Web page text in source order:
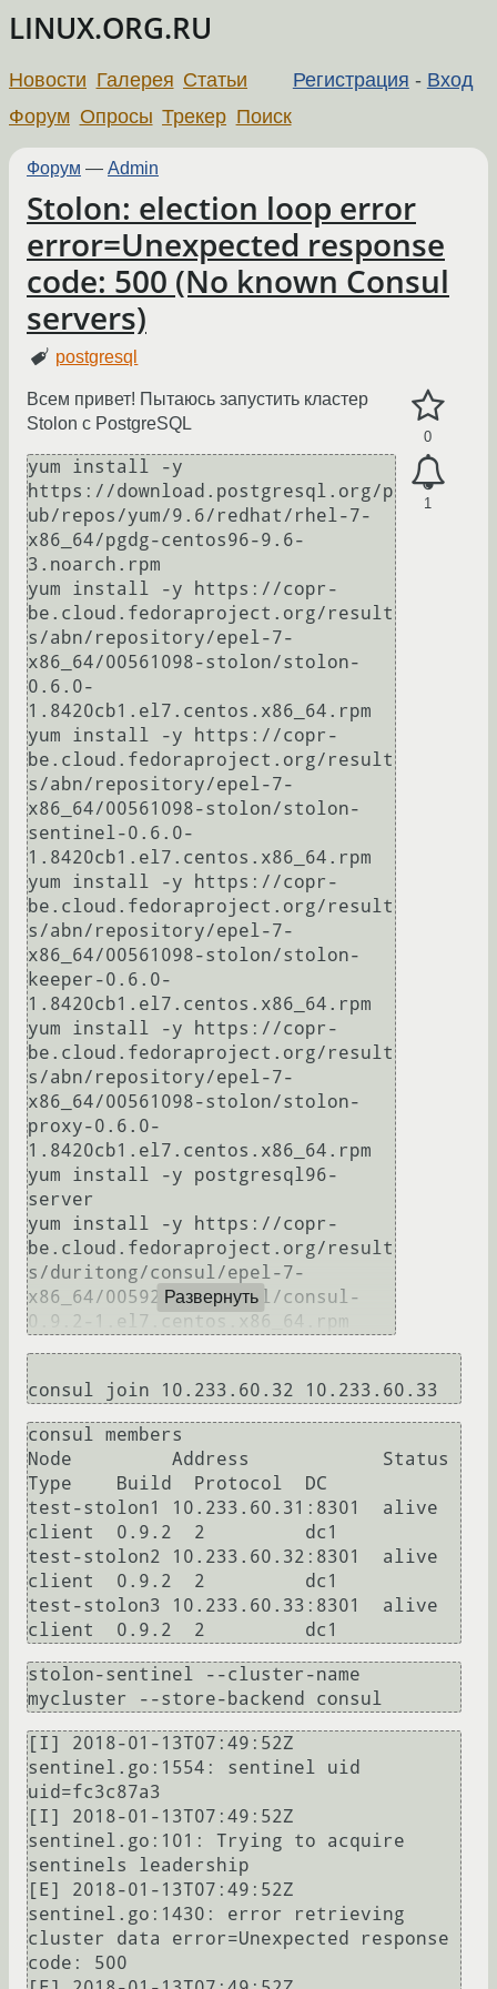
LINUX.ORG.RU
Регистрация - Вход
Новости Галерея Статьи
Форум Опросы Трекер Поиск
Форум — Admin
Stolon: election loop error
error=Unexpected response
code: 500 (No known Consul
servers)
postgresql
0
1
Всем привет! Пытаюсь запустить кластер
Stolon с PostgreSQL
yum install -y
https://download.postgresql.org/p
ub/repos/yum/9.6/redhat/rhel-7-
x86_64/pgdg-centos96-9.6-
3.noarch.rpm
yum install -y https://copr-
be.cloud.fedoraproject.org/result
s/abn/repository/epel-7-
x86_64/00561098-stolon/stolon-
0.6.0-
1.8420cb1.el7.centos.x86_64.rpm
yum install -y https://copr-
be.cloud.fedoraproject.org/result
s/abn/repository/epel-7-
x86_64/00561098-stolon/stolon-
sentinel-0.6.0-
1.8420cb1.el7.centos.x86_64.rpm
yum install -y https://copr-
be.cloud.fedoraproject.org/result
s/abn/repository/epel-7-
x86_64/00561098-stolon/stolon-
keeper-0.6.0-
1.8420cb1.el7.centos.x86_64.rpm
yum install -y https://copr-
be.cloud.fedoraproject.org/result
s/abn/repository/epel-7-
x86_64/00561098-stolon/stolon-
proxy-0.6.0-
1.8420cb1.el7.centos.x86_64.rpm
yum install -y postgresql96-
server
yum install -y https://copr-
be.cloud.fedoraproject.org/result
s/duritong/consul/epel-7-
x86_64/00592762-consul/consul-
Развернуть
consul members
Node         Address            Status
Type    Build  Protocol  DC
test-stolon1 10.233.60.31:8301  alive
client  0.9.2  2         dc1
test-stolon2 10.233.60.32:8301  alive
client  0.9.2  2         dc1
test-stolon3 10.233.60.33:8301  alive
stolon-sentinel --cluster-name
[I] 2018-01-13T07:49:52Z
sentinel.go:1554: sentinel uid
uid=fc3c87a3
[I] 2018-01-13T07:49:52Z
sentinel.go:101: Trying to acquire
sentinels leadership
[E] 2018-01-13T07:49:52Z
sentinel.go:1430: error retrieving
cluster data error=Unexpected response
code: 500